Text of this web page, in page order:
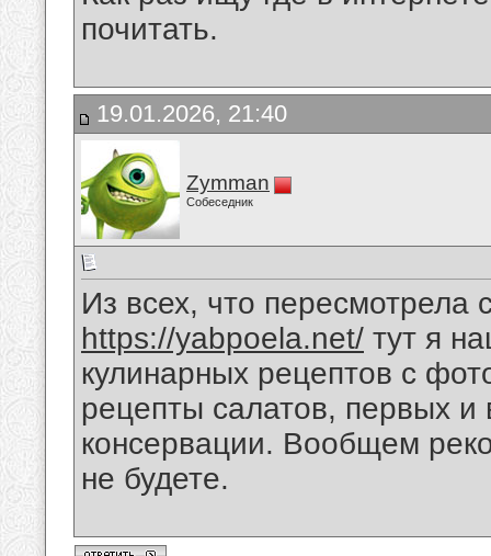
почитать.
19.01.2026, 21:40
Zymman
Собеседник
Из всех, что
https://yabpoela.net/ тут я
кулинарных рецептов с
рецепты салатов, первых и
консервации. Вообщем
не будете.